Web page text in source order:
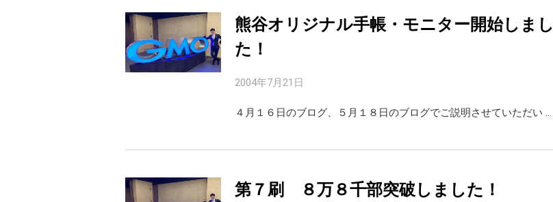
熊谷オリジナル手帳・モニター開始しまし
た！
2004年7月21日
４月１６日のブログ、５月１８日のブログでご説明させていただい …
第７刷 ８万８千部突破しました！